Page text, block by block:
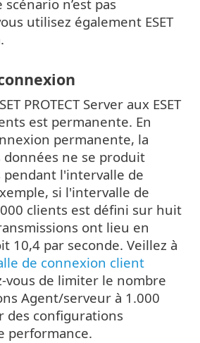
scénario n’est pas
utilisez également ESET
PROTECT Server aux ESET
est permanente. En
permanente, la
ne se produit
pendant l'intervalle de
si l'intervalle de
clients est défini sur huit
ont lieu en
10,4 par seconde. Veillez à
de connexion client
vous de limiter le nombre
Agent/serveur à 1.000
des configurations
performance.